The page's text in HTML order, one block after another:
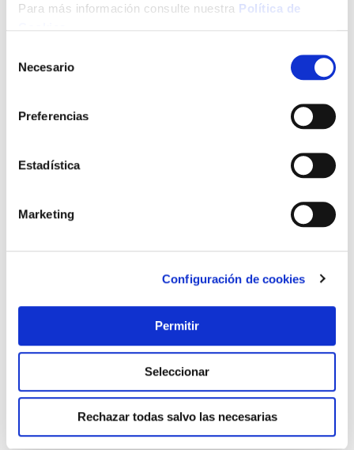
Para más información consulte nuestra Política de
Necesario
Preferencias
Estadística
Marketing
Configuración de cookies
Permitir
Seleccionar
Rechazar todas salvo las necesarias